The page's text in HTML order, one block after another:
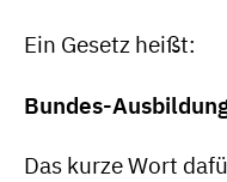
Ein Gesetz heißt:
Bundes-
Das kurze Wort